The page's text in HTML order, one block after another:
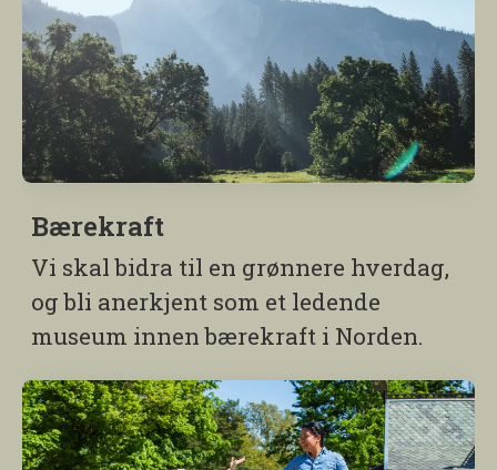
Bærekraft
Vi skal bidra til en grønnere hverdag,
og bli anerkjent som et ledende
museum innen bærekraft i Norden.